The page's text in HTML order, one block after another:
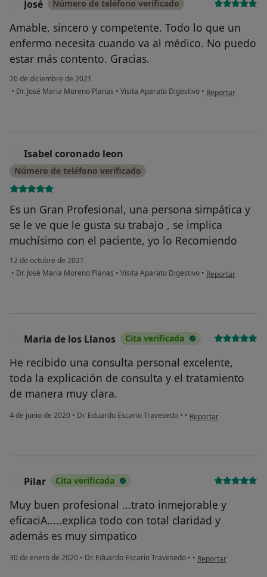
José Número de teléfono verificado
Amable, sincero y competente. Todo lo que un
enfermo necesita cuando va al médico. No puedo
estar más contento. Gracias.
20 de diciembre de 2021
• Dr. José Maria Moreno Planas • Visita Aparato Digestivo • en opinión del
Reportar
Isabel coronado leon
Número de teléfono verificado
Es un Gran Profesional, una persona simpática y
se le ve que le gusta su trabajo , se implica
muchísimo con el paciente, yo lo Recomiendo
12 de octubre de 2021
• Dr. José Maria Moreno Planas • Visita Aparato Digestivo • en opinión del
Reportar
Maria de los Llanos Cita verificada
He recibido una consulta personal excelente,
toda la explicación de consulta y el tratamiento
de manera muy clara.
4 de junio de 2020 • Dr. Eduardo Escario Travesedo • • en opinión del usuario
Reportar
Pilar Cita verificada
Muy buen profesional ...trato inmejorable y
eficaciA.....explica todo con total claridad y
además es muy simpatico
30 de enero de 2020 • Dr. Eduardo Escario Travesedo • • en opinión del
Reportar